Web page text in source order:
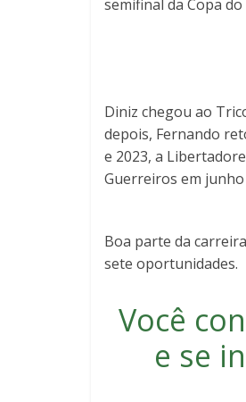
semifinal da Copa
Diniz chegou ao
depois, Fernando
e 2023, a
Guerreiros em
Boa parte da
sete oportunidades.
Você
e se